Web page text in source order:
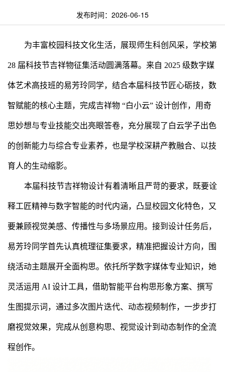
发布时间：2026-06-15
为丰富校园科技文化生活，展现师生科创风采，学校第
28 届科技节吉祥物征集活动圆满落幕。来自 2025 级数字媒
体艺术高技班的易芳玲同学，结合本届科技节匠心砺技，数
智赋能的核心主题，完成吉祥物 “白小云” 设计创作，用奇
思妙想与专业技能交出亮眼答卷，充分展现了白云学子出色
的创新能力与综合专业素养，也是学校深耕产教融合、以技
育人的生动缩影。
本届科技节吉祥物设计有着清晰且严苛的要求，既要诠
释工匠精神与数字智能的时代内涵，凸显校园文化特色，又
要兼顾视觉美感、传播性与多场景应用。接到设计任务后，
易芳玲同学首先认真梳理征集要求，精准把握设计方向，围
绕活动主题展开全面构思。依托所学数字媒体专业知识，她
灵活运用 AI 设计工具，借助智能平台构思形象方案、撰写
生图提示词，通过多次图片迭代、动态视频制作，一步步打
磨视觉效果，完成从创意构思、视觉设计到动态制作的全流
程创作。